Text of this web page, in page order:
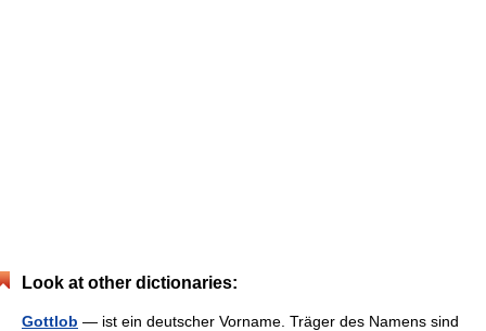
Look at other dictionaries:
Gottlob — ist ein deutscher Vorname. Träger des Namens sind